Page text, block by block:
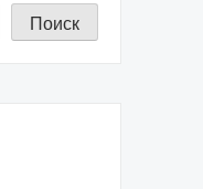
Поиск